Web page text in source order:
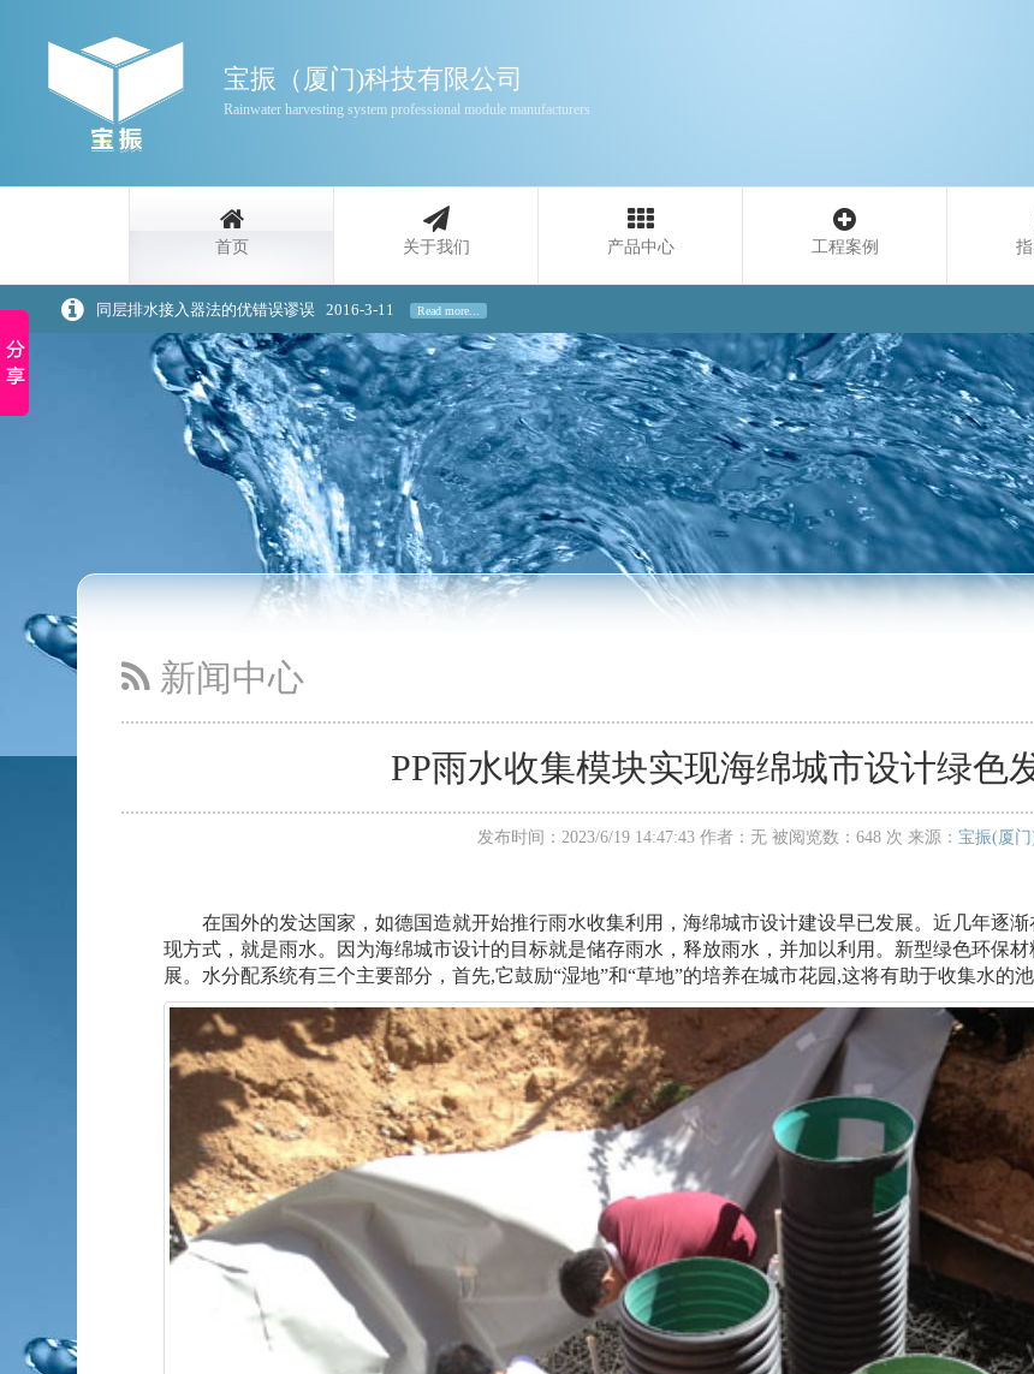
宝振（厦门)科技有限公司
Rainwater harvesting system professional module manufacturers
首页 关于我们 产品中心 工程案例
雨水收集利用功能的分类2016-3-11 Read more...
家庭雨水回收利用原理介绍2020-3-20 Read more...
浅谈景观设计中的雨水回收策略2020-3-20 Read more...
雨水收集是一种自然资源2016-3-11 Read more...
同层排水接入器法的优错误谬误 2016-3-11 Read more...
新闻中心
PP雨水收集模块实现海绵城市设计绿色
发布时间：2023/6/19 14:47:43 作者：无 被阅览数：648 次 来源： 宝振(厦门
在国外的发达国家，如德国造就开始推行雨水收集利用，海绵城市设计建设早已发展。近几年逐渐
现方式，就是雨水。因为海绵城市设计的目标就是储存雨水，释放雨水，并加以利用。新型绿色环保
展。水分配系统有三个主要部分，首先,它鼓励“湿地”和“草地”的培养在城市花园,这将有助于收集水的